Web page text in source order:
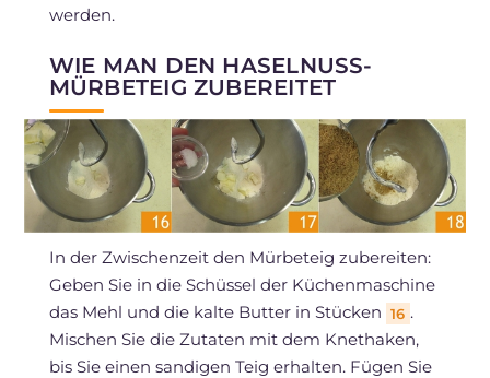
werden.
WIE MAN DEN HASELNUSS-
MÜRBETEIG ZUBEREITET
In der Zwischenzeit den Mürbeteig zubereiten:
Geben Sie in die Schüssel der Küchenmaschine
das Mehl und die kalte Butter in Stücken 16 .
Mischen Sie die Zutaten mit dem Knethaken,
bis Sie einen sandigen Teig erhalten. Fügen Sie